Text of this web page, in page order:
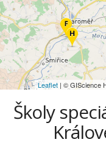
Leaflet | © GIScience
Školy